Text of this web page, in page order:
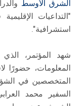
الشرق الأوسط
"التداعيات
استشرافية".
شهد المؤتمر،
المعلومات، حضورًا
المتخصصين في
السفير محمد